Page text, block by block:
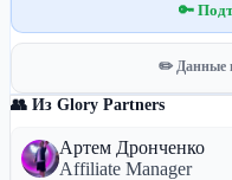
🔑
✏️ Данные
👥 Из Glory Partners
Артем Дронченко
Affiliate Manager